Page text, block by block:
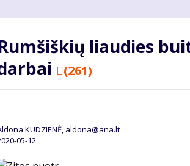
liau­dies
(261)
KUDZIENĖ, aldona@ana.lt
05-12